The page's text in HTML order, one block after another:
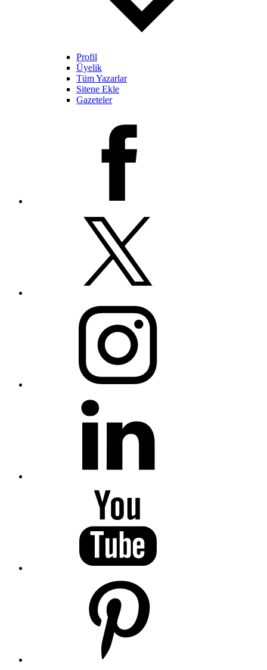
Profil
Üyelik
Tüm Yazarlar
Sitene Ekle
Gazeteler